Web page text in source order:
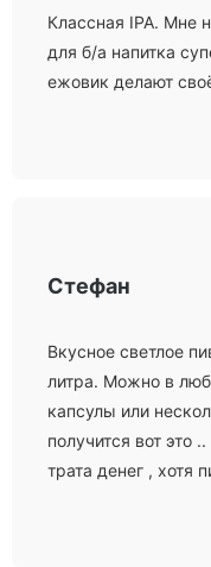
Классная IPA. Мне
для б/а напитка
ежовик делают
Стефан
Вкусное светлое
литра. Можно в
капсулы или
получится вот это
трата денег , хотя